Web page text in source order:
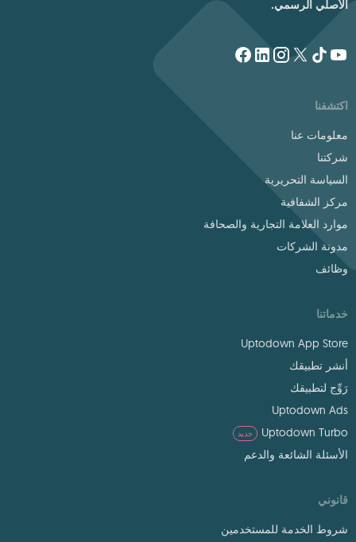
الأصلي الرسمي.
اكتشفنا
معلومات عنا
شركتنا
السياسة التحريرية
مركز الشفافية
موارد العلامة التجارية والصحافة
مدونة الشركات
وظائف
خدماتنا
Uptodown App Store
أنشر تطبيقك
رَوِّج لتطبيقك
Uptodown Ads
Uptodown Turbo
جديد
الأسئلة الشائعة والدعم
قانوني
شروط الخدمة للمستخدمين